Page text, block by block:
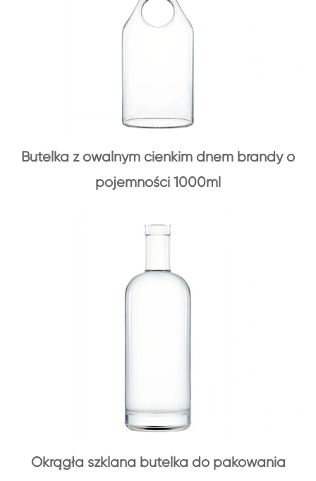
Butelka z owalnym cienkim dnem brandy o
pojemności 1000ml
Okrągła szklana butelka do pakowania